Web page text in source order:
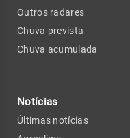
Outros radares
Chuva prevista
Chuva acumulada
Notícias
Últimas notícias